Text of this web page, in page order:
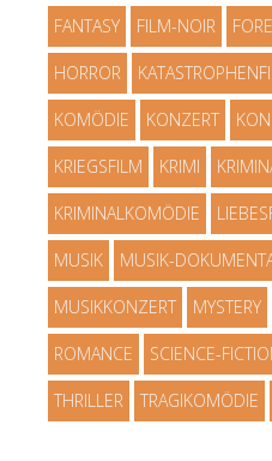
FANTASY FILM-NOIR
HORROR
KOMÖDIE KONZERT
KRIEGSFILM KRIMI
KRIMINALKOMÖDIE
MUSIK MUSIK-
MUSIKKONZERT MYSTERY
ROMANCE SCIENCE-
THRILLER TRAGIKOMÖDIE